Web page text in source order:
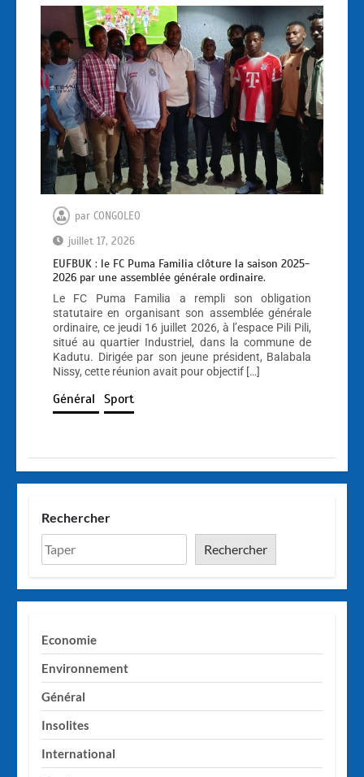
par CONGOLEO
juillet 17, 2026
EUFBUK : le FC Puma Familia clôture la saison 2025-
2026 par une assemblée générale ordinaire.
Le FC Puma Familia a rempli son obligation
statutaire en organisant son assemblée générale
ordinaire, ce jeudi 16 juillet 2026, à l’espace Pili Pili,
situé au quartier Industriel, dans la commune de
Kadutu. Dirigée par son jeune président, Balabala
Nissy, cette réunion avait pour objectif […]
Général Sport
Rechercher
Rechercher
Economie
Environnement
Général
Insolites
International